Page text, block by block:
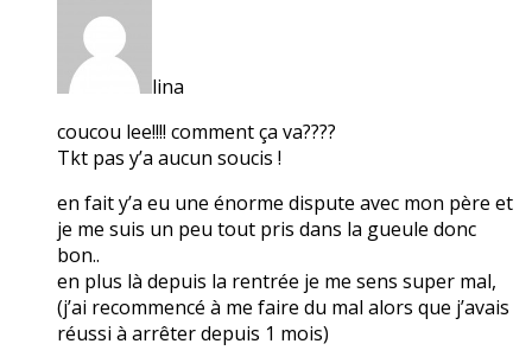
lina
coucou lee!!!! comment ça va????
Tkt pas y’a aucun soucis !
en fait y’a eu une énorme dispute avec mon père et
je me suis un peu tout pris dans la gueule donc
bon..
en plus là depuis la rentrée je me sens super mal,
(j’ai recommencé à me faire du mal alors que j’avais
réussi à arrêter depuis 1 mois)